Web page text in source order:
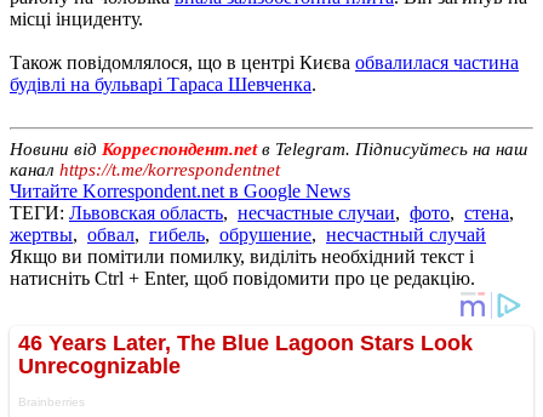
місці інциденту.
Також повідомлялося, що в центрі Києва обвалилася частина
будівлі на бульварі Тараса Шевченка.
Новини від Корреспондент.netв Telegram. Підписуйтесь на наш
канал https://t.me/korrespondentnet
Читайте Korrespondent.net в Google News
ТЕГИ: Львовская область, несчастные случаи, фото, стена,
жертвы, обвал, гибель, обрушение, несчастный случай
Якщо ви помітили помилку, виділіть необхідний текст і
натисніть Ctrl + Enter, щоб повідомити про це редакцію.